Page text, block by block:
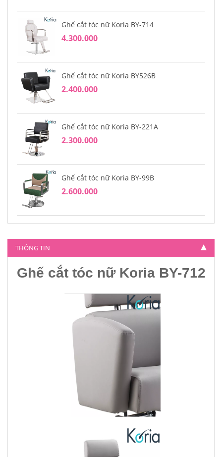
Ghế cắt tóc nữ Koria BY-714
4.300.000
Ghế cắt tóc nữ Koria BY526B
2.400.000
Ghế cắt tóc nữ Koria BY-221A
2.300.000
Ghế cắt tóc nữ Koria BY-99B
2.600.000
4.500.000
THÔNG TIN
Ghế cắt tóc nữ Koria BY-712